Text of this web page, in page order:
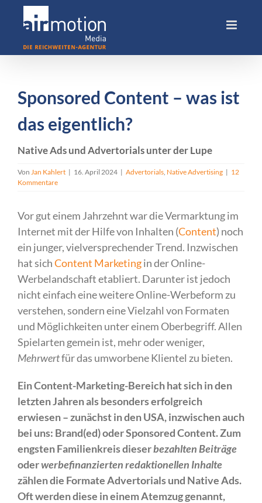
Sponsored Content – was ist
das eigentlich?
Native Ads und Advertorials unter der Lupe
Von Jan Kahlert | 16. April 2024 | Advertorials, Native Advertising | 12
Kommentare
Vor gut einem Jahrzehnt war die Vermarktung im
Internet mit der Hilfe von Inhalten (Content) noch
ein junger, vielversprechender Trend. Inzwischen
hat sichContent Marketingin der Online-
Werbelandschaft etabliert. Darunter ist jedoch
nicht einfach eine weitere Online-Werbeform zu
verstehen, sondern eine Vielzahl von Formaten
und Möglichkeiten unter einem Oberbegriff. Allen
Spielarten gemein ist, mehr oder weniger,
Mehrwertfür das umworbene Klientel zu bieten.
Ein Content-Marketing-Bereich hat sich in den
letzten Jahren als besonders erfolgreich
erwiesen – zunächst in den USA, inzwischen auch
bei uns: Brand(ed) oder Sponsored Content. Zum
engsten Familienkreis dieserbezahlten Beiträge
oderwerbefinanzierten redaktionellen Inhalte
zählen die Formate Advertorials und Native Ads.
Oft werden diese in einem Atemzug genannt,